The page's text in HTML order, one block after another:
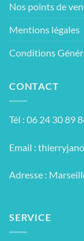
Nos points de
Mentions légales
Conditions
CONTACT
Tél : 06 24 30 89
Email :
Adresse :
SERVICE